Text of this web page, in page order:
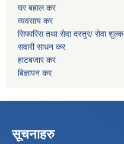
घर बहाल कर
व्यवसाय कर
सिफारिस तथा सेवा दस्तुर/ सेवा शुल्क
सवारी साधन कर
हाटबजार कर
बिज्ञापन कर
सूचनाहरु